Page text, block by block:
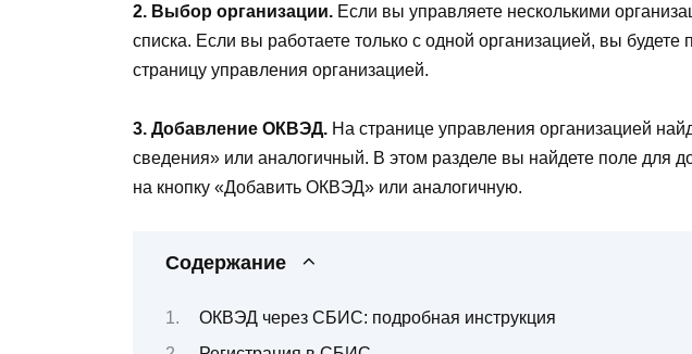
2. Выбор организации. Если вы управляете несколькими
списка. Если вы работаете только с одной организацией, вы
страницу управления организацией.
3. Добавление ОКВЭД. На странице управления организацией
сведения» или аналогичный. В этом разделе вы найдете поле для
на кнопку «Добавить ОКВЭД» или аналогичную.
Содержание
ОКВЭД через СБИС: подробная инструкция